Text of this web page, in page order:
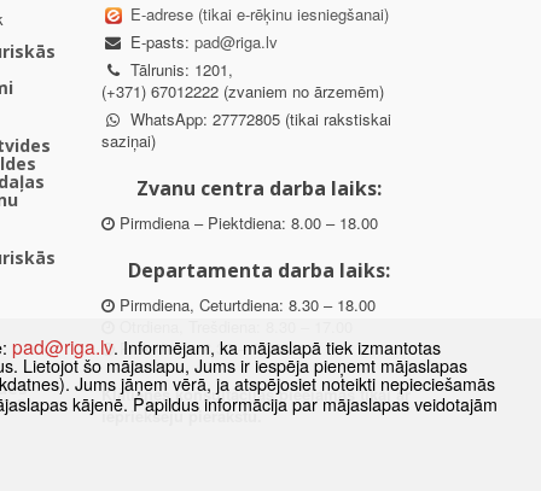
E-adrese (tikai e-rēķinu iesniegšanai)
E-pasts: pad@riga.lv
Tālrunis: 1201,
(+371) 67012222 (zvaniem no ārzemēm)
WhatsApp: 27772805 (tikai rakstiskai
saziņai)
Zvanu centra darba laiks:
Pirmdiena – Piektdiena: 8.00 – 18.00
Departamenta darba laiks:
Pirmdiena, Ceturtdiena: 8.30 – 18.00
Piektdiena: 8.30 – 15.00
Klātienes konsultācijas pieejamas tikai ar
iepriekšēju pierakstu.
pad@riga.lv. Informējam, ka mājaslapā tiek izmantotas
Lietojot šo mājaslapu, Jums ir iespēja pieņemt mājaslapas
Jums jāņem vērā, ja atspējosiet noteikti nepieciešamās
kājenē. Papildus informācija par mājaslapas veidotajām